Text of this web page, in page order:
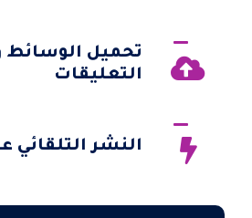
تحميل الوسائط
التعليقات
النشر التلقائي